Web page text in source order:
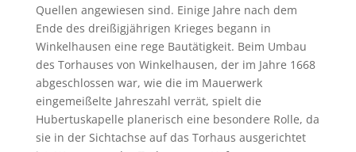
Quellen angewiesen sind. Einige Jahre nach dem
Ende des dreißigjährigen Krieges begann in
Winkelhausen eine rege Bautätigkeit. Beim Umbau
des Torhauses von Winkelhausen, der im Jahre 1668
abgeschlossen war, wie die im Mauerwerk
eingemeißelte Jahreszahl verrät, spielt die
Hubertuskapelle planerisch eine besondere Rolle, da
sie in der Sichtachse auf das Torhaus ausgerichtet